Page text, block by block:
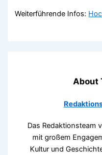
Weiterführende Infos:
About
Das Redaktionsteam
mit großem
Kultur und